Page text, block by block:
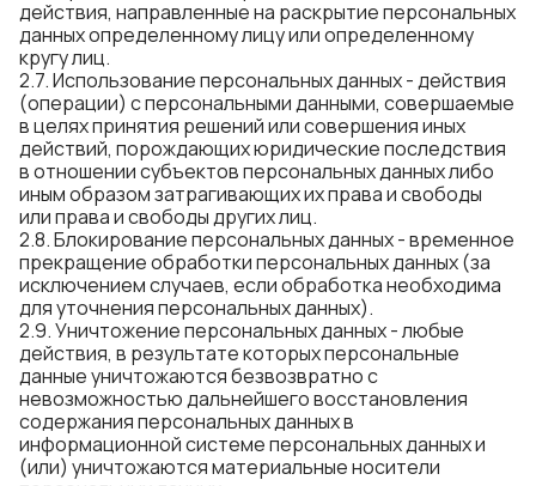
действия, направленные на раскрытие персональных
данных определенному лицу или определенному
кругу лиц.
2.7. Использование персональных данных - действия
(операции) с персональными данными, совершаемые
в целях принятия решений или совершения иных
действий, порождающих юридические последствия
в отношении субъектов персональных данных либо
иным образом затрагивающих их права и свободы
или права и свободы других лиц.
2.8. Блокирование персональных данных - временное
прекращение обработки персональных данных (за
исключением случаев, если обработка необходима
для уточнения персональных данных).
2.9. Уничтожение персональных данных - любые
действия, в результате которых персональные
данные уничтожаются безвозвратно с
невозможностью дальнейшего восстановления
содержания персональных данных в
информационной системе персональных данных и
(или) уничтожаются материальные носители